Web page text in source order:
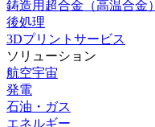
鋳造用超合金（高温合金）
後処理
3Dプリントサービス
ソリューション
航空宇宙
発電
石油・ガス
エネルギー